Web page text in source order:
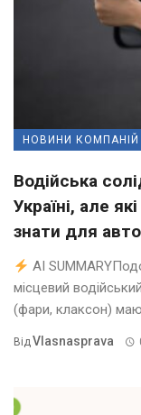
НОВИНИ КОМПАНІЙ
Водійська
Україні, але
знати для
AI
місцевий
(фари, клаксон)
ВідVlasnasprava